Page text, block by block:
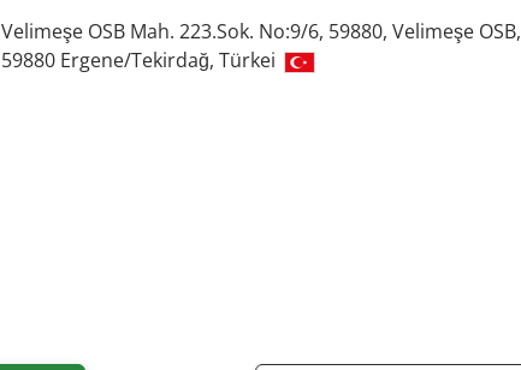
Velimeşe OSB Mah. 223.Sok. No:9/6, 59880, Velimeşe OSB,
59880 Ergene/Tekirdağ, Türkei